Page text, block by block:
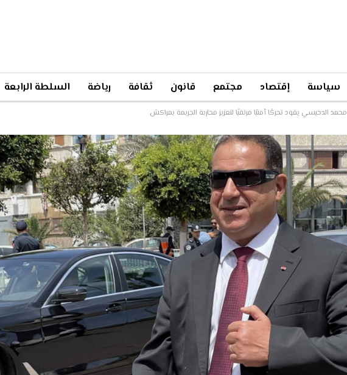
سياسة إقتصاد مجتمع قانون ثقافة رياضة السلطة الرابعة
محمد الدخيسي يقود تحركًا أمنيًا مرتقبًا لتعزيز محاربة الجريمة بمراكش